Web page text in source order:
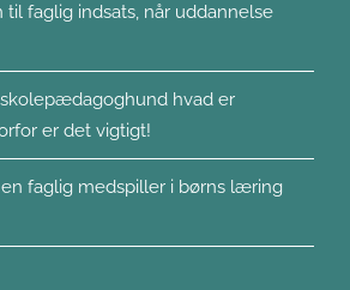
til faglig indsats, når uddannelse
hvad er
er det vigtigt!
faglig medspiller i børns læring